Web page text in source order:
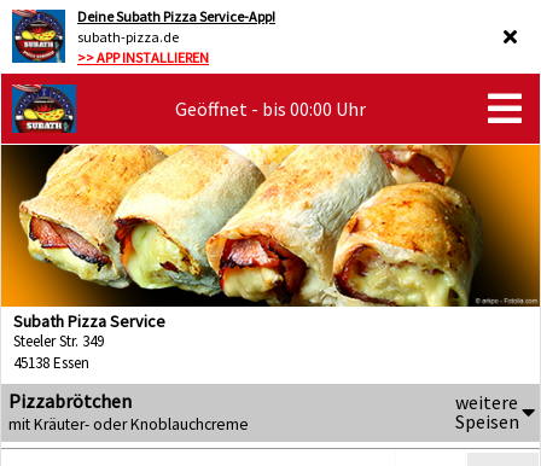
Deine Subath Pizza Service-App!
subath-pizza.de
>> APP INSTALLIEREN
Geöffnet - bis 00:00 Uhr
Subath Pizza Service
Steeler Str. 349
45138 Essen
Pizzabrötchen
mit Kräuter- oder Knoblauchcreme
weitere
Speisen